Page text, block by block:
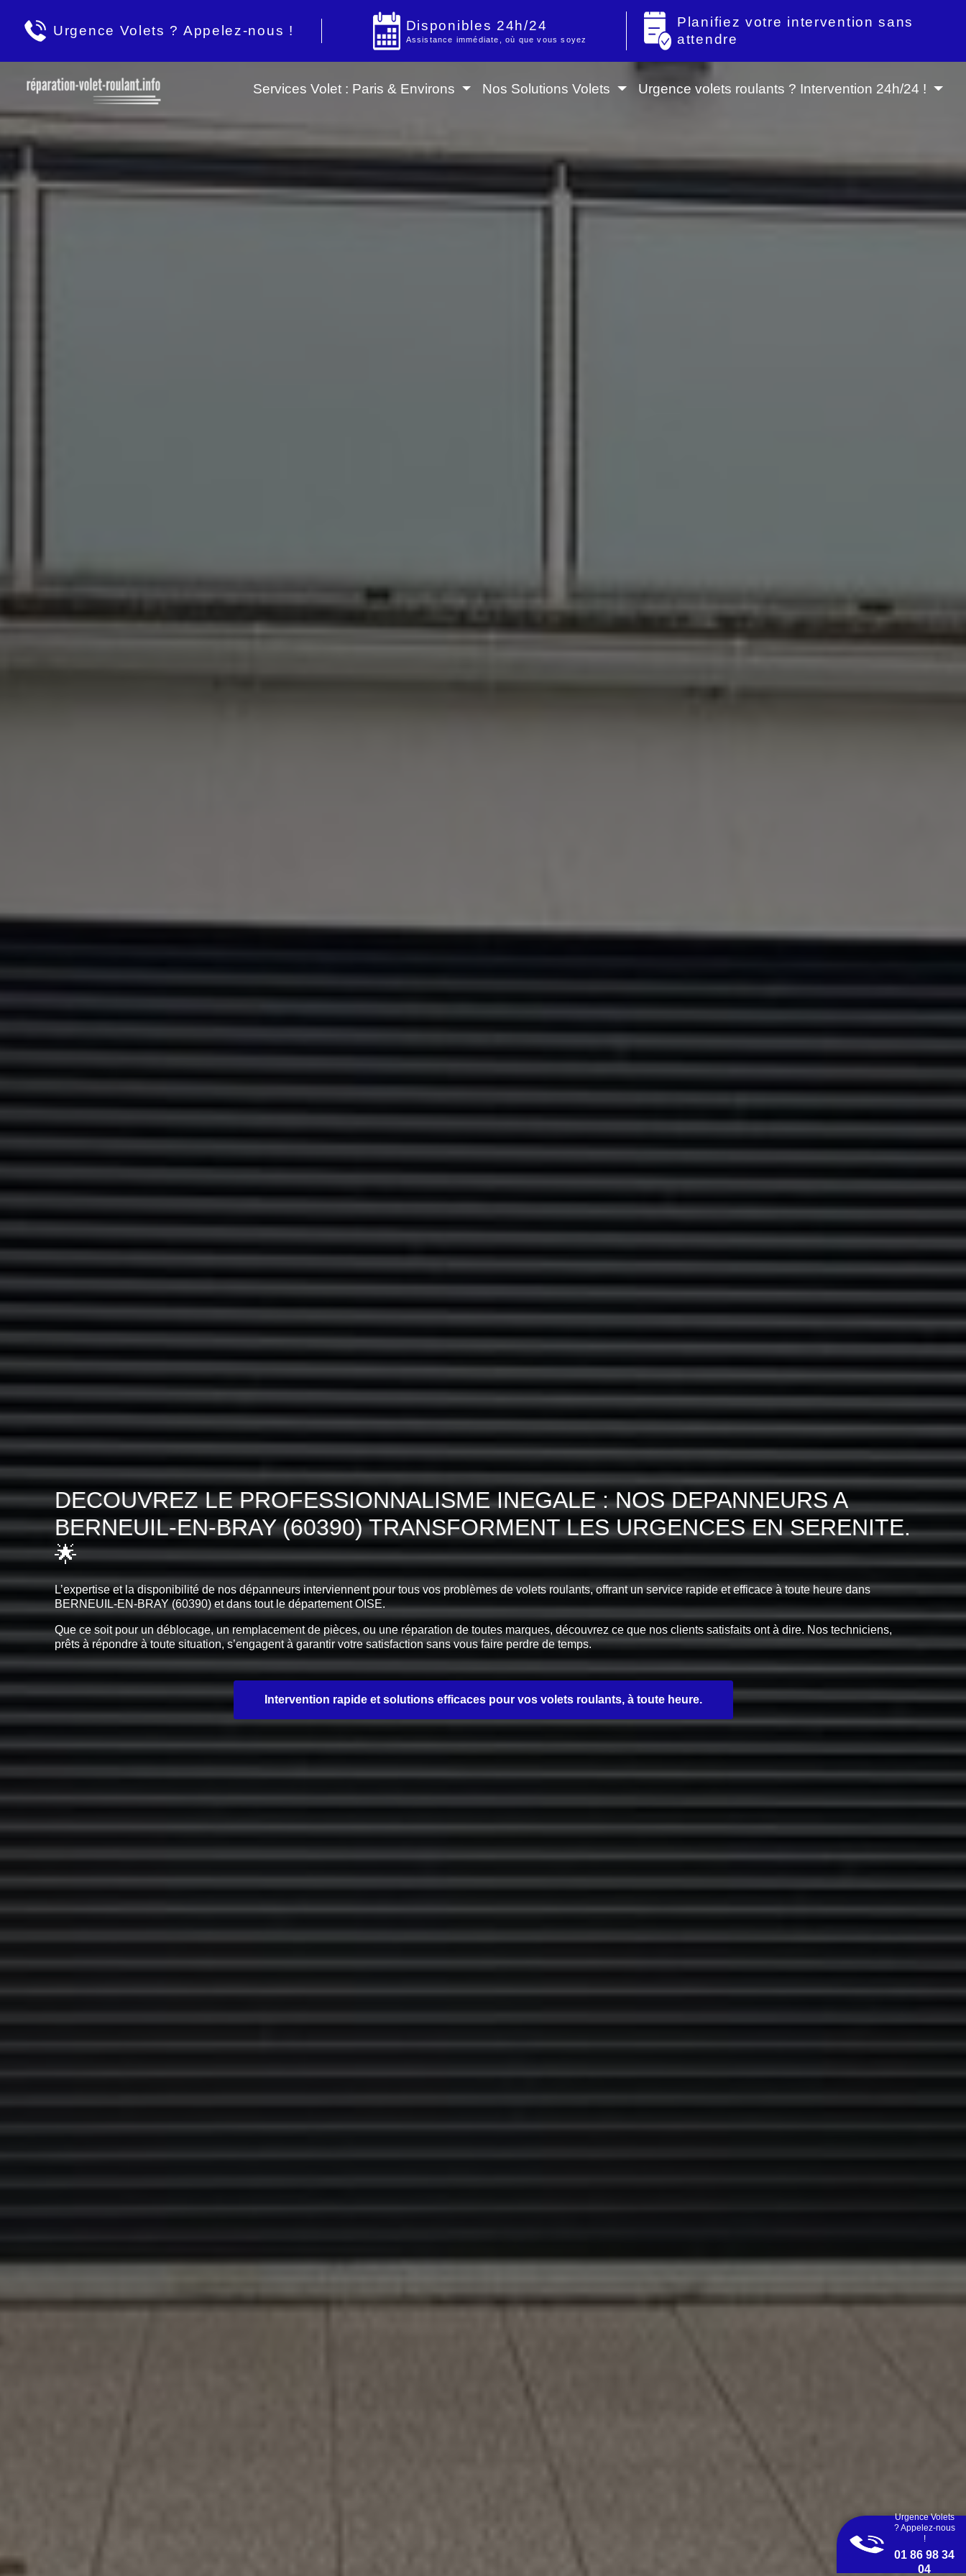
Urgence Volets ? Appelez-nous ! Disponibles 24h/24
Assistance immédiate, où que vous soyez
Planifiez votre intervention sans
attendre
Services Volet : Paris & Environs Nos Solutions Volets Urgence volets roulants ? Intervention 24h/24 !
DECOUVREZ LE PROFESSIONNALISME INEGALE : NOS DEPANNEURS A
BERNEUIL-EN-BRAY (60390) TRANSFORMENT LES URGENCES EN SERENITE.
🌟
L’expertise et la disponibilité de nos dépanneurs interviennent pour tous vos problèmes de volets roulants, offrant un service rapide et efficace à toute heure dans
BERNEUIL-EN-BRAY (60390) et dans tout le département OISE.
Que ce soit pour un déblocage, un remplacement de pièces, ou une réparation de toutes marques, découvrez ce que nos clients satisfaits ont à dire. Nos techniciens,
prêts à répondre à toute situation, s’engagent à garantir votre satisfaction sans vous faire perdre de temps.
Intervention rapide et solutions efficaces pour vos volets roulants, à toute heure.
Urgence Volets
? Appelez-nous
!
01 86 98 34
04